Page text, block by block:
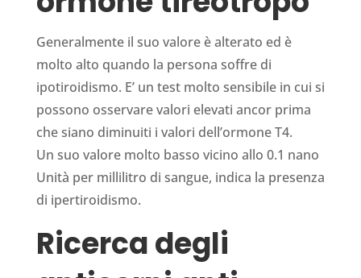
Generalmente il suo valore è alterato ed è
molto alto quando la perso­na soffre di
ipotiroidismo. E’ un test molto sensibile in cui si
possono osservare valori elevati ancor prima
che siano diminuiti i valori dell’ormone T4.
Un suo valore molto basso vicino allo 0.1 nano
Unità per millilitro di sangue, indica la presenza
di ipertiroidismo.
Ricerca degli